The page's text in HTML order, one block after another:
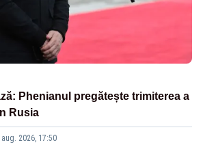
Phenianul pregătește trimiterea a
Rusia
aug. 2026, 17:50